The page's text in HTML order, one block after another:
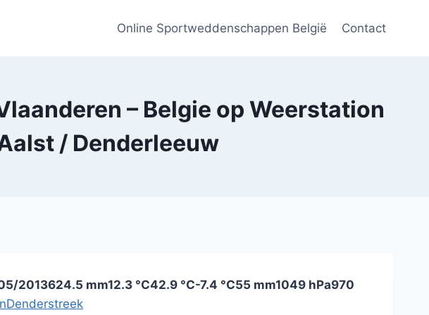
Online Sportweddenschappen België Contact
– Belgie op Weerstation
/ Denderleeuw
2013624.5 mm12.3 °C42.9 °C-7.4 °C55 mm1049 hPa970
Denderstreek